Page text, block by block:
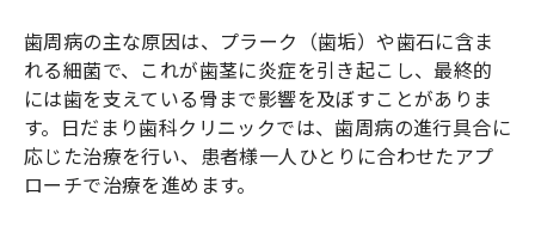
歯周病の主な原因は、プラーク（歯垢）や歯石に含ま
れる細菌で、これが歯茎に炎症を引き起こし、最終的
には歯を支えている骨まで影響を及ぼすことがありま
す。日だまり歯科クリニックでは、歯周病の進行具合に
応じた治療を行い、患者様一人ひとりに合わせたアプ
ローチで治療を進めます。